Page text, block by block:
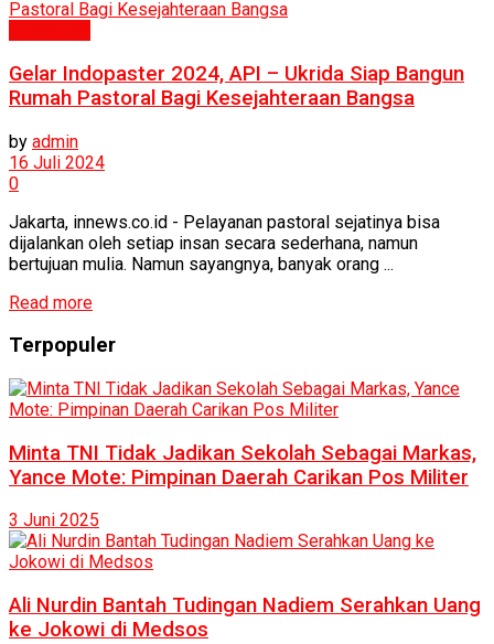
Gelar Indopaster 2024, API – Ukrida Siap Bangun
Rumah Pastoral Bagi Kesejahteraan Bangsa
by admin
16 Juli 2024
0
Jakarta, innews.co.id - Pelayanan pastoral sejatinya bisa
dijalankan oleh setiap insan secara sederhana, namun
bertujuan mulia. Namun sayangnya, banyak orang ...
Read more
Terpopuler
Minta TNI Tidak Jadikan Sekolah Sebagai Markas,
Yance Mote: Pimpinan Daerah Carikan Pos Militer
3 Juni 2025
Ali Nurdin Bantah Tudingan Nadiem Serahkan Uang
ke Jokowi di Medsos